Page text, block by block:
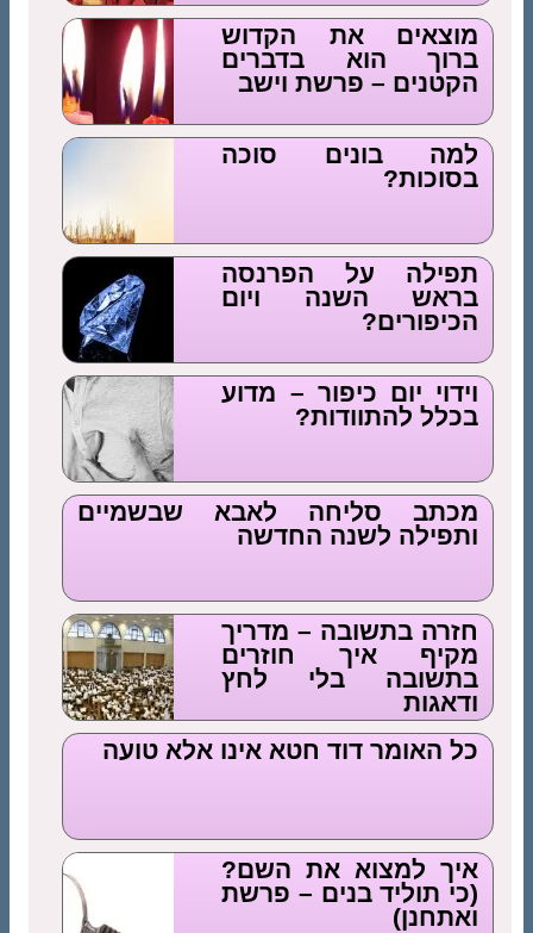
מוצאים את הקדוש
ברוך הוא בדברים
הקטנים – פרשת וישב
למה בונים סוכה
בסוכות?
תפילה על הפרנסה
בראש השנה ויום
הכיפורים?
וידוי יום כיפור – מדוע
בכלל להתוודות?
מכתב סליחה לאבא שבשמיים
ותפילה לשנה החדשה
חזרה בתשובה – מדריך
מקיף איך חוזרים
בתשובה בלי לחץ
ודאגות
כל האומר דוד חטא אינו אלא טועה
איך למצוא את השם?
(כי תוליד בנים – פרשת
ואתחנן)